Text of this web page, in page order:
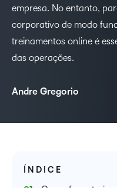
empresa. No entanto,
corporativo de modo
treinamentos online é
das operações.
Andre Gregorio
ÍNDICE